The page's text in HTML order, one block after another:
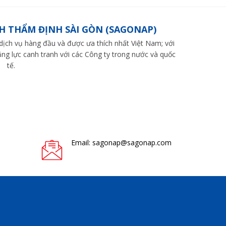
THẨM ĐỊNH SÀI GÒN (SAGONAP)
vụ hàng đầu và được ưa thích nhất Việt Nam; với
lực canh tranh với các Công ty trong nước và quốc
tế.
Email: sagonap@sagonap.com